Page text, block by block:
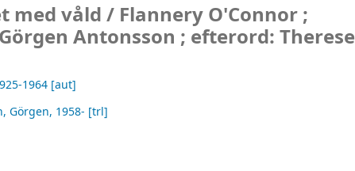
med våld / Flannery O'Connor ;
Antonsson ; efterord: Therese
1964[aut]
Görgen, 1958- [trl]